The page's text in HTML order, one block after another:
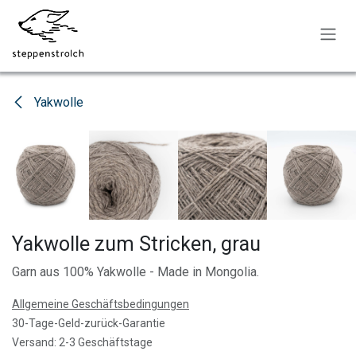
Zum Inhalt springen
Yakwolle
Yakwolle zum Stricken, grau
Garn aus 100% Yakwolle - Made in Mongolia.
Allgemeine Geschäftsbedingungen
30-Tage-Geld-zurück-Garantie
Versand: 2-3 Geschäftstage